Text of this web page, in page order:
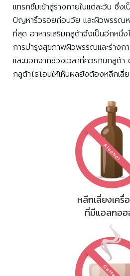
แทรกซึมเข้าสู่ร่างกายในแต่ละวัน ซึ่ง
ปัญหาริ้วรอยก่อนวัย และผิวพรรณห
ที่สุด อาหารเสริมกลูต้าจึงเป็นอีกหนึ่
การบำรุงสุขภาพผิวพรรณและร่างกา
และนอกจากช่วงเวลาที่ควรกินกลูต้
กลูต้าไธโอนให้เห็นผลยังต้องหลีกเลี่
หลีกเลี่ยงเครื่
ที่มีแอลกอ